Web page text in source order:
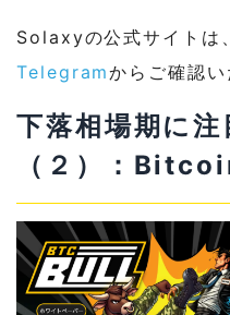
Solaxyの公式サイトは、
Telegramからご確認い
下落相場期に
（２）：